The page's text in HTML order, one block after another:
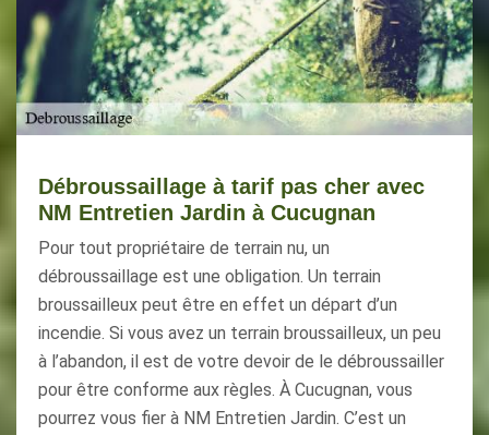
Débroussaillage à tarif pas cher avec
NM Entretien Jardin à Cucugnan
Pour tout propriétaire de terrain nu, un
débroussaillage est une obligation. Un terrain
broussailleux peut être en effet un départ d’un
incendie. Si vous avez un terrain broussailleux, un peu
à l’abandon, il est de votre devoir de le débroussailler
pour être conforme aux règles. À Cucugnan, vous
pourrez vous fier à NM Entretien Jardin. C’est un